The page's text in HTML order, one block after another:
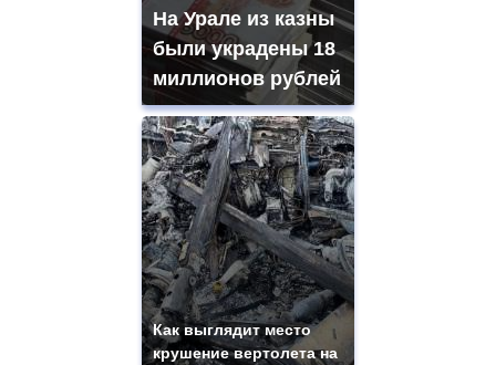
На Урале из казны
были украдены 18
миллионов рублей
Как выглядит место
крушение вертолета на